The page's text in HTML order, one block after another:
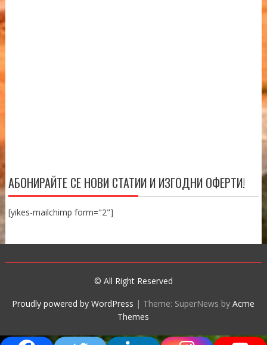
АБОНИРАЙТЕ СЕ НОВИ СТАТИИ И ИЗГОДНИ ОФЕРТИ!
[yikes-mailchimp form="2"]
© All Right Reserved
Proudly powered by WordPress | Theme: SuperNews byAcme
Themes